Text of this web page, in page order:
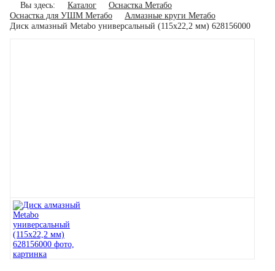
Вы здесь: Каталог
Оснастка Метабо
Оснастка для УШМ Метабо
Алмазные круги Метабо
Диск алмазный Metabo универсальный (115х22,2 мм) 628156000